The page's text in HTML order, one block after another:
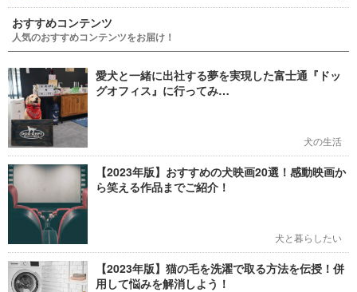
おすすめコンテンツ
人気のおすすめコンテンツをお届け！
愛犬と一緒に出社する夢を実現した富士通『ドッ
グオフィス』に行ってみ…
犬の生活
【2023年版】おすすめの犬映画20選！感動映画か
ら笑える作品までご紹介！
犬と暮らしたい
【2023年版】猫の毛を洗濯で取る方法を伝授！併
用して悩みを解消しよう！